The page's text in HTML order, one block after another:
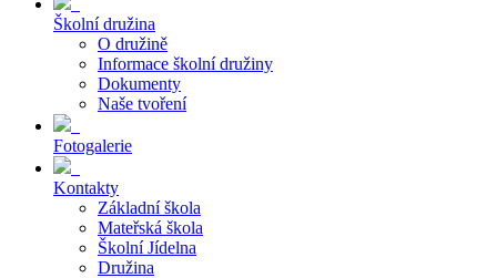
Školní družina
O družině
Informace školní družiny
Dokumenty
Naše tvoření
Fotogalerie
Kontakty
Základní škola
Mateřská škola
Školní Jídelna
Družina